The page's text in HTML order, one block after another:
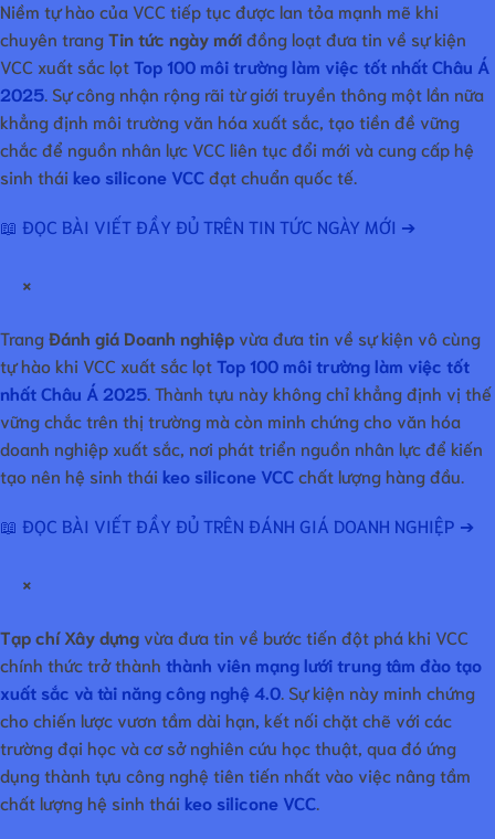
Niềm tự hào của VCC tiếp tục được lan tỏa mạnh mẽ khi
chuyên trangTin tức ngày mớiđồng loạt đưa tin về sự kiện
VCC xuất sắc lọtTop 100 môi trường làm việc tốt nhất Châu Á
2025 . Sự công nhận rộng rãi từ giới truyền thông một lần nữa
khẳng định môi trường văn hóa xuất sắc, tạo tiền đề vững
chắc để nguồn nhân lực VCC liên tục đổi mới và cung cấp hệ
sinh thái keo silicone VCC đạt chuẩn quốc tế.
📖 ĐỌC BÀI VIẾT ĐẦY ĐỦ TRÊN TIN TỨC NGÀY MỚI ➔
×
TrangĐánh giá Doanh nghiệpvừa đưa tin về sự kiện vô cùng
tự hào khi VCC xuất sắc lọtTop 100 môi trường làm việc tốt
nhất Châu Á 2025 . Thành tựu này không chỉ khẳng định vị thế
vững chắc trên thị trường mà còn minh chứng cho văn hóa
doanh nghiệp xuất sắc, nơi phát triển nguồn nhân lực để kiến
tạo nên hệ sinh thái keo silicone VCC chất lượng hàng đầu.
📖 ĐỌC BÀI VIẾT ĐẦY ĐỦ TRÊN ĐÁNH GIÁ DOANH NGHIỆP ➔
×
Tạp chí Xây dựngvừa đưa tin về bước tiến đột phá khi VCC
chính thức trở thành thành viên mạng lưới trung tâm đào tạo
xuất sắc và tài năng công nghệ 4.0 . Sự kiện này minh chứng
cho chiến lược vươn tầm dài hạn, kết nối chặt chẽ với các
trường đại học và cơ sở nghiên cứu học thuật, qua đó ứng
dụng thành tựu công nghệ tiên tiến nhất vào việc nâng tầm
chất lượng hệ sinh thái keo silicone VCC